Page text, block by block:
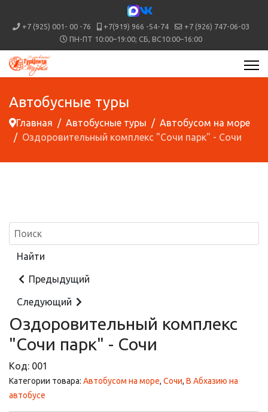
+7 (925) 001- 00 -76 +7(919) 966 -54-74
+7 (926) 747-06-03
ПН-ПТ 10:00–19:00; СБ, ВС10:00–16:00
Автобусные туры
Главная Автобусные туры
Автобусом на море
Оздоровительный комплекс "Сочи парк" - Сочи
Предыдущий
Следующий
Оздоровительный комплекс
"Сочи парк" - Сочи
Код: 001
Категории товара: Автобусом на море, Сочи, В Абхазию на
автобусе